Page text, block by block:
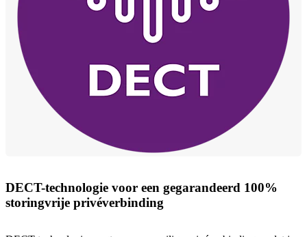
DECT-technologie voor een gegarandeerd 100%
storingvrije privéverbinding